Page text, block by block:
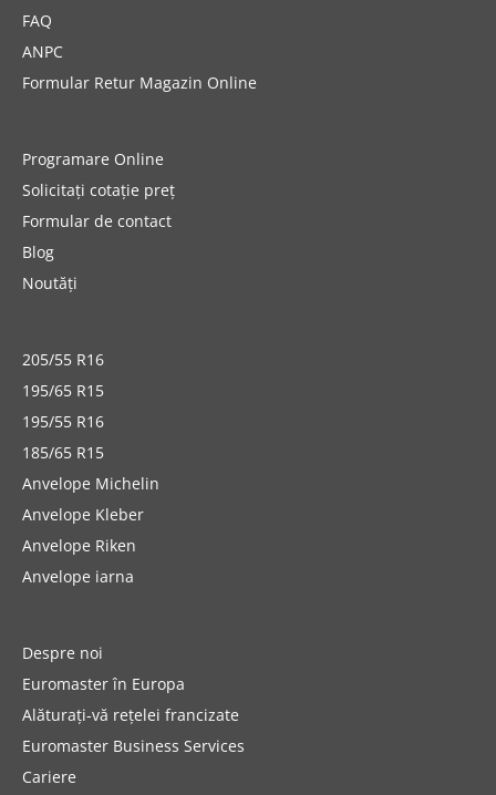
FAQ
ANPC
Formular Retur Magazin Online
Programare Online
Solicitați cotație preț
Formular de contact
Blog
Noutăți
205/55 R16
195/65 R15
195/55 R16
185/65 R15
Anvelope Michelin
Anvelope Kleber
Anvelope Riken
Anvelope iarna
Despre noi
Euromaster în Europa
Alăturați-vă rețelei francizate
Euromaster Business Services
Cariere